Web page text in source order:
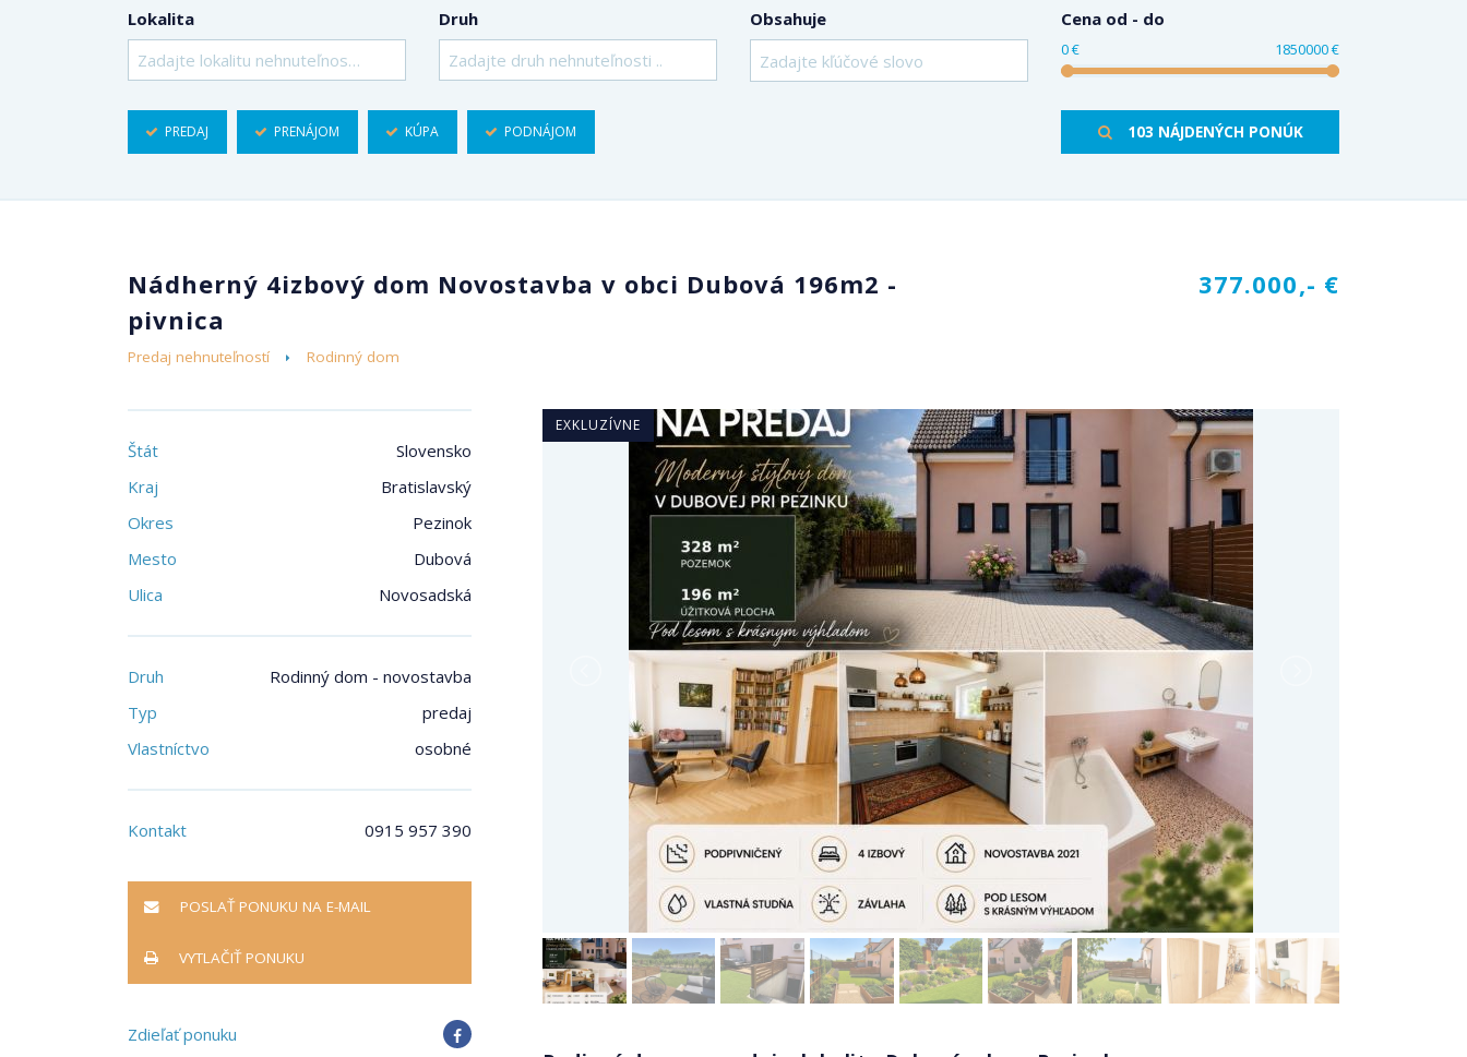
Lokalita
Zadajte lokalitu nehnuteľnosti ..
Druh
Zadajte druh nehnuteľnosti ..
Obsahuje Cena od - do
0 € 1850000 €
PREDAJ PRENÁJOM KÚPA PODNÁJOM 103 NÁJDENÝCH PONÚK
Nádherný 4izbový dom Novostavba v obci Dubová 196m2 -
pivnica
377.000,- €
Predaj nehnuteľností Rodinný dom
EXKLUZÍVNE
Štát
Slovensko
Kraj
Bratislavský
Okres
Pezinok
Mesto
Dubová
Ulica
Novosadská
Druh
Rodinný dom - novostavba
Typ
predaj
Vlastníctvo
osobné
Kontakt 0915 957 390
POSLAŤ PONUKU NA E-MAIL
VYTLAČIŤ PONUKU
Zdieľať ponuku